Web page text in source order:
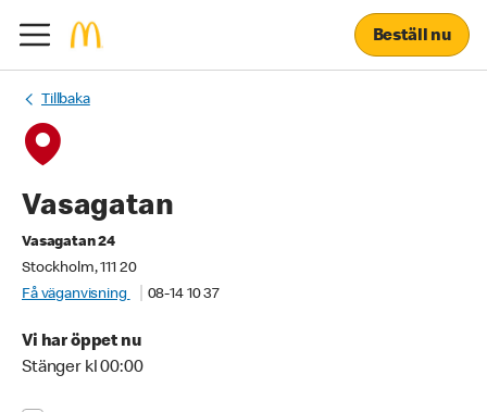
Beställ nu
Tillbaka
Vasagatan
Vasagatan 24
Stockholm, 111 20
Få väganvisning
08-14 10 37
Vi har öppet nu
Stänger kl 00:00